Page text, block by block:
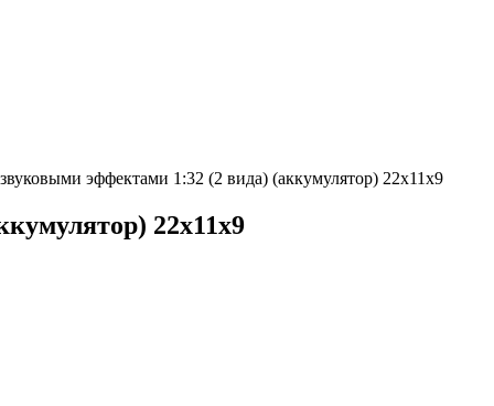
эффектами 1:32 (2 вида) (аккумулятор) 22х11х9
22х11х9